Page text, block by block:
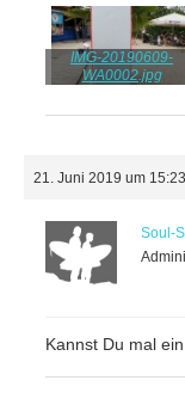
IMG-20190609-
WA0002.jpg
21. Juni 2019 um
Soul-
Kannst Du mal